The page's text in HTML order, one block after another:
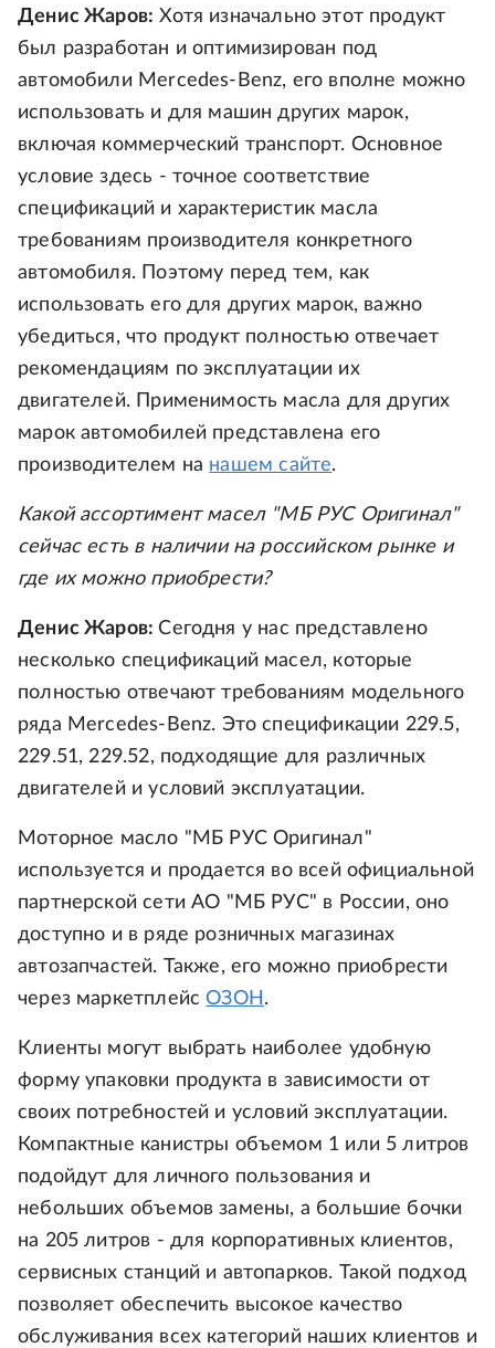
Денис Жаров: Хотя изначально этот продукт
был разработан и оптимизирован под
автомобили Mercedes-Benz, его вполне можно
использовать и для машин других марок,
включая коммерческий транспорт. Основное
условие здесь - точное соответствие
спецификаций и характеристик масла
требованиям производителя конкретного
автомобиля. Поэтому перед тем, как
использовать его для других марок, важно
убедиться, что продукт полностью отвечает
рекомендациям по эксплуатации их
двигателей. Применимость масла для других
марок автомобилей представлена его
производителем на нашем сайте.
Какой ассортимент масел "МБ РУС Оригинал"
сейчас есть в наличии на российском рынке и
где их можно приобрести?
Денис Жаров:Сегодня у нас представлено
несколько спецификаций масел, которые
полностью отвечают требованиям модельного
ряда Mercedes-Benz. Это спецификации 229.5,
229.51, 229.52, подходящие для различных
двигателей и условий эксплуатации.
Моторное масло "МБ РУС Оригинал"
используется и продается во всей официальной
партнерской сети АО "МБ РУС" в России, оно
доступно и в ряде розничных магазинах
автозапчастей. Также, его можно приобрести
через маркетплейсОЗОН .
Клиенты могут выбрать наиболее удобную
форму упаковки продукта в зависимости от
своих потребностей и условий эксплуатации.
Компактные канистры объемом 1 или 5 литров
подойдут для личного пользования и
небольших объемов замены, а большие бочки
на 205 литров - для корпоративных клиентов,
сервисных станций и автопарков. Такой подход
позволяет обеспечить высокое качество
обслуживания всех категорий наших клиентов и